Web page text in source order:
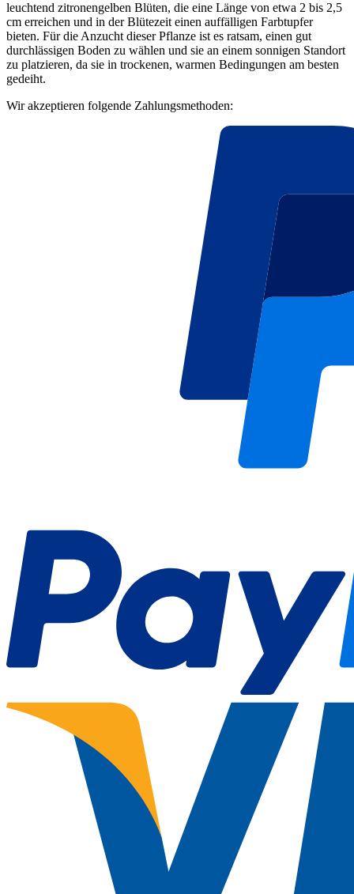
leuchtend zitronengelben Blüten, die eine Länge von etwa 2 bis 2,5
cm erreichen und in der Blütezeit einen auffälligen Farbtupfer
bieten. Für die Anzucht dieser Pflanze ist es ratsam, einen gut
durchlässigen Boden zu wählen und sie an einem sonnigen Standort
zu platzieren, da sie in trockenen, warmen Bedingungen am besten
gedeiht.
Wir akzeptieren folgende Zahlungsmethoden: